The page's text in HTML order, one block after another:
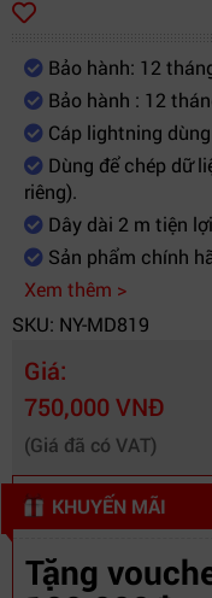
Bảo hành: 12
Bảo hành : 12
Cáp lightning
Dùng để chép dữ
riêng).
Dây dài 2 m tiện
Sản phẩm chính
Xem thêm >
SKU: NY-MD819
Giá:
750,000 VNĐ
(Giá đã có VAT)
KHUYẾN MÃI
Tặng